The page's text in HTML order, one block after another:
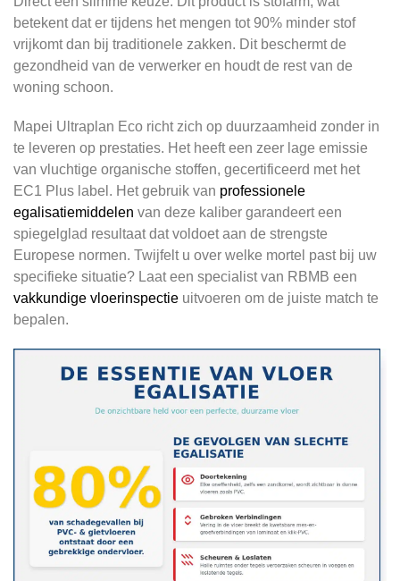
betekent dat er tijdens het mengen tot 90% minder stof
vrijkomt dan bij traditionele zakken. Dit beschermt de
gezondheid van de verwerker en houdt de rest van de
woning schoon.
Mapei Ultraplan Eco richt zich op duurzaamheid zonder in
te leveren op prestaties. Het heeft een zeer lage emissie
van vluchtige organische stoffen, gecertificeerd met het
EC1 Plus label. Het gebruik van professionele
egalisatiemiddelen van deze kaliber garandeert een
spiegelglad resultaat dat voldoet aan de strengste
Europese normen. Twijfelt u over welke mortel past bij uw
specifieke situatie? Laat een specialist van RBMB een
vakkundige vloerinspectie uitvoeren om de juiste match te
bepalen.